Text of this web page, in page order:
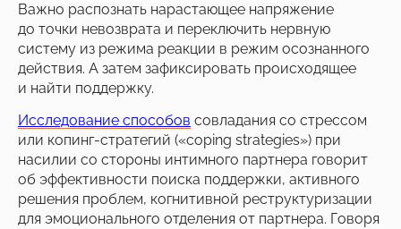
Важно распознать нарастающее напряжение
до точки невозврата и переключить нервную
систему из режима реакции в режим осознанного
действия. А затем зафиксировать происходящее
и найти поддержку.
Исследование способов совладания со стрессом
или копинг-стратегий («coping strategies») при
насилии со стороны интимного партнера говорит
об эффективности поиска поддержки, активного
решения проблем, когнитивной реструктуризации
для эмоционального отделения от партнера. Говоря
Скидки до конца мая